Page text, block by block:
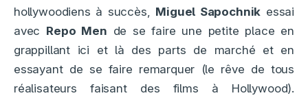
hollywoodiens à succès, Miguel Sapochnik essai
avec Repo Men de se faire une petite place en
grappillant ici et là des parts de marché et en
essayant de se faire remarquer (le rêve de tous
réalisateurs faisant des films à Hollywood).